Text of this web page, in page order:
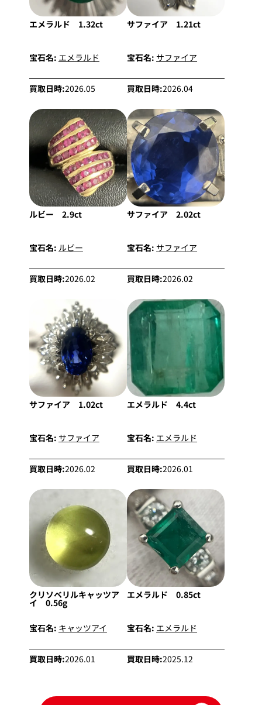
エメラルド 1.32ct
宝石名: エメラルド
買取日時:2026.05
サファイア 1.21ct
宝石名: サファイア
買取日時:2026.04
ルビー 2.9ct
宝石名: ルビー
買取日時:2026.02
サファイア 2.02ct
宝石名: サファイア
買取日時:2026.02
サファイア 1.02ct
宝石名: サファイア
買取日時:2026.02
エメラルド 4.4ct
宝石名: エメラルド
買取日時:2026.01
クリソベリルキャッツア
イ 0.56g
宝石名: キャッツアイ
買取日時:2026.01
エメラルド 0.85ct
宝石名: エメラルド
買取日時:2025.12